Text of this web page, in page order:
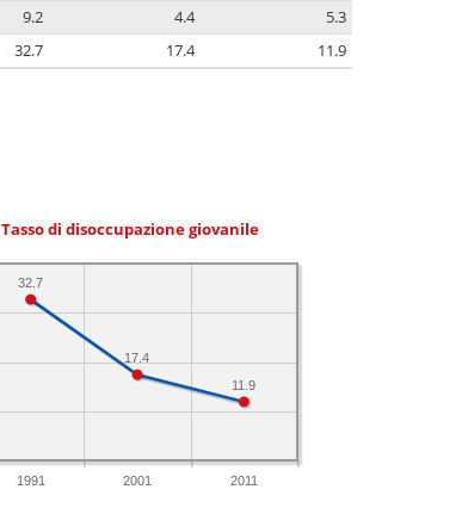
9.2 4.4
5.3
32.7 17.4 11.9
Tasso di disoccupazione giovanile
1991 2001 2011
11.9
17.4
32.7